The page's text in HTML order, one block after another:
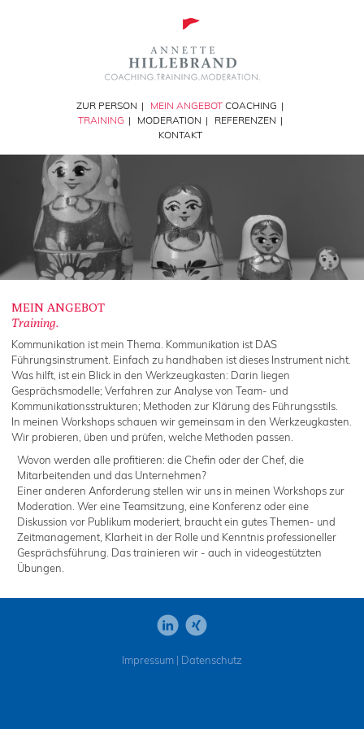
ZUR PERSON | MEIN ANGEBOT COACHING |
TRAINING | MODERATION | REFERENZEN |
KONTAKT
MEIN ANGEBOT
Training.
Kommunikation ist mein Thema. Kommunikation ist DAS
Führungsinstrument. Einfach zu handhaben ist dieses Instrument nicht.
Was hilft, ist ein Blick in den Werkzeugkasten: Darin liegen
Gesprächsmodelle; Verfahren zur Analyse von Team- und
Kommunikationsstrukturen; Methoden zur Klärung des Führungsstils.
In meinen Workshops schauen wir gemeinsam in den Werkzeugkasten.
Wir probieren, üben und prüfen, welche Methoden passen.
Wovon werden alle profitieren: die Chefin oder der Chef, die
Mitarbeitenden und das Unternehmen?
Einer anderen Anforderung stellen wir uns in meinen Workshops zur
Moderation. Wer eine Teamsitzung, eine Konferenz oder eine
Diskussion vor Publikum moderiert, braucht ein gutes Themen- und
Zeitmanagement, Klarheit in der Rolle und Kenntnis professioneller
Gesprächsführung. Das trainieren wir - auch in videogestützten
Übungen.
Impressum| Datenschutz